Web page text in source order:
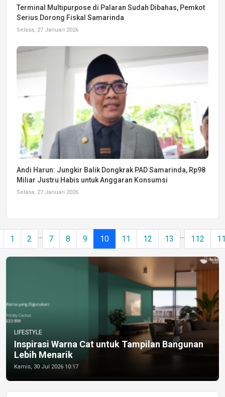
Terminal Multipurpose di Palaran Sudah Dibahas, Pemkot
Serius Dorong Fiskal Samarinda
Selasa, 27 Januari 2026
Andi Harun: Jungkir Balik Dongkrak PAD Samarinda, Rp98
Miliar Justru Habis untuk Anggaran Konsumsi
Selasa, 27 Januari 2026
1 2 ... 7 8 9 10 11 12 13 ... 112
LIFESTYLE
Inspirasi Warna Cat untuk Tampilan Bangunan
Lebih Menarik
Kamis, 30 Jul 2026 10:17